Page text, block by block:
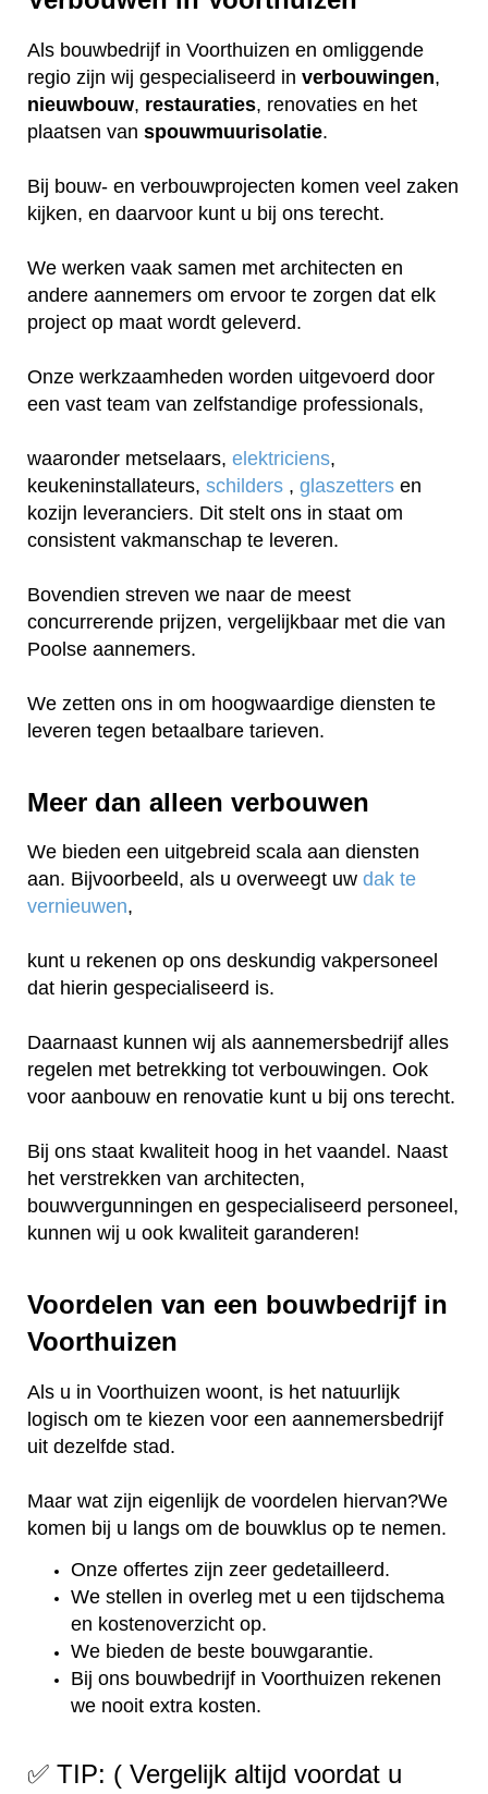
Als bouwbedrijf in Voorthuizen en omliggende
regio zijn wij gespecialiseerd in verbouwingen,
nieuwbouw, restauraties, renovaties en het
plaatsen van spouwmuurisolatie.
Bij bouw- en verbouwprojecten komen veel zaken
kijken, en daarvoor kunt u bij ons terecht.
We werken vaak samen met architecten en
andere aannemers om ervoor te zorgen dat elk
project op maat wordt geleverd.
Onze werkzaamheden worden uitgevoerd door
een vast team van zelfstandige professionals,
waaronder metselaars, elektriciens,
keukeninstallateurs, schilders , glaszetters en
kozijn leveranciers. Dit stelt ons in staat om
consistent vakmanschap te leveren.
Bovendien streven we naar de meest
concurrerende prijzen, vergelijkbaar met die van
Poolse aannemers.
We zetten ons in om hoogwaardige diensten te
leveren tegen betaalbare tarieven.
Meer dan alleen verbouwen
We bieden een uitgebreid scala aan diensten
aan. Bijvoorbeeld, als u overweegt uw dak te
vernieuwen,
kunt u rekenen op ons deskundig vakpersoneel
dat hierin gespecialiseerd is.
Daarnaast kunnen wij als aannemersbedrijf alles
regelen met betrekking tot verbouwingen. Ook
voor aanbouw en renovatie kunt u bij ons terecht.
Bij ons staat kwaliteit hoog in het vaandel. Naast
het verstrekken van architecten,
bouwvergunningen en gespecialiseerd personeel,
kunnen wij u ook kwaliteit garanderen!
Voordelen van een bouwbedrijf in
Voorthuizen
Als u in Voorthuizen woont, is het natuurlijk
logisch om te kiezen voor een aannemersbedrijf
uit dezelfde stad.
Maar wat zijn eigenlijk de voordelen hiervan?We
komen bij u langs om de bouwklus op te nemen.
Onze offertes zijn zeer gedetailleerd.
We stellen in overleg met u een tijdschema
en kostenoverzicht op.
We bieden de beste bouwgarantie.
Bij ons bouwbedrijf in Voorthuizen rekenen
we nooit extra kosten.
✅ TIP: ( Vergelijk altijd voordat u